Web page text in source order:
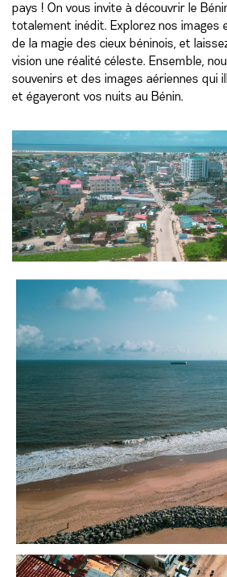
pays ! On vous invite à découvrir le
totalement inédit. Explorez nos images
de la magie des cieux béninois, et
vision une réalité céleste. Ensemble,
souvenirs et des images aériennes qui
et égayeront vos nuits au Bénin.